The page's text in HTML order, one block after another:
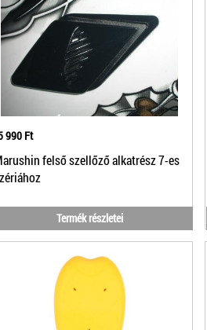
990 Ft
felső szellőző alkatrész 7-es
Termék részletei